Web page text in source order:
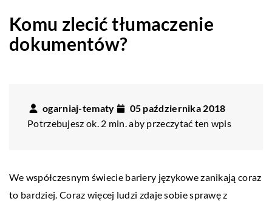
Komu zlecić tłumaczenie
dokumentów?
ogarniaj-tematy
05 października 2018
Potrzebujesz ok. 2 min. aby przeczytać ten wpis
We współczesnym świecie bariery językowe zanikają coraz
to bardziej. Coraz więcej ludzi zdaje sobie sprawę z